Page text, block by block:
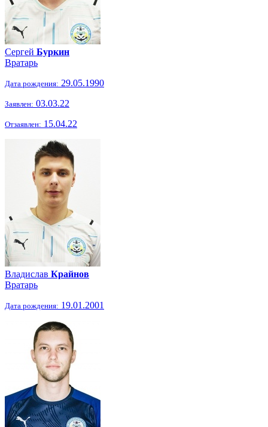
Сергей Буркин
Вратарь
Дата рождения: 29.05.1990
Заявлен: 03.03.22
Отзаявлен: 15.04.22
Владислав Крайнов
Вратарь
Дата рождения: 19.01.2001